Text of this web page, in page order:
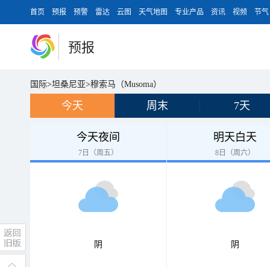
首页 预报 预警 雷达 云图 天气地图 专业产品 资讯 视频 节气
预报
国际>坦桑尼亚>穆索马（Musoma）
今天 周末 7天
今天夜间
7日（周五）
阴
明天白天
8日（周六）
阴